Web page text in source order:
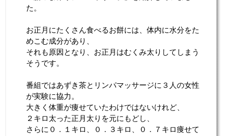
た。
お正月にたくさん食べるお餅には、体内に水分をた
めこむ成分があり、
それも原因となり、お正月はむくみ太りしてしまう
そうです。
番組ではあずき茶とリンパマッサージに３人の女性
が実験に協力。
大きく体重が痩せていたわけではないけれど、
２キロ太った正月太りを元にもどし、
さらに０．１キロ、０．３キロ、０．７キロ痩せて